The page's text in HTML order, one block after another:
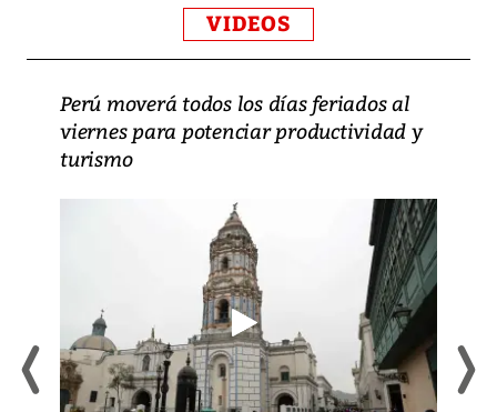
VIDEOS
Perú moverá todos los días feriados al
viernes para potenciar productividad y
turismo